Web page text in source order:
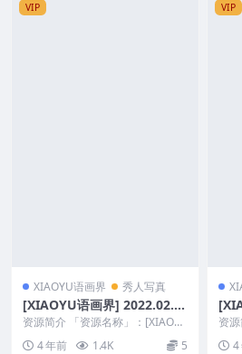
VIP
XIAOYU语画界 秀人写真
[XIAOYU语画界] 2022.02.1
8 VOL.719 杨晨晨Yome [69
+1P]
资源简介 「资源名称」：[XIAOY
4 年前 1.4K 5
VIP
7
资
4